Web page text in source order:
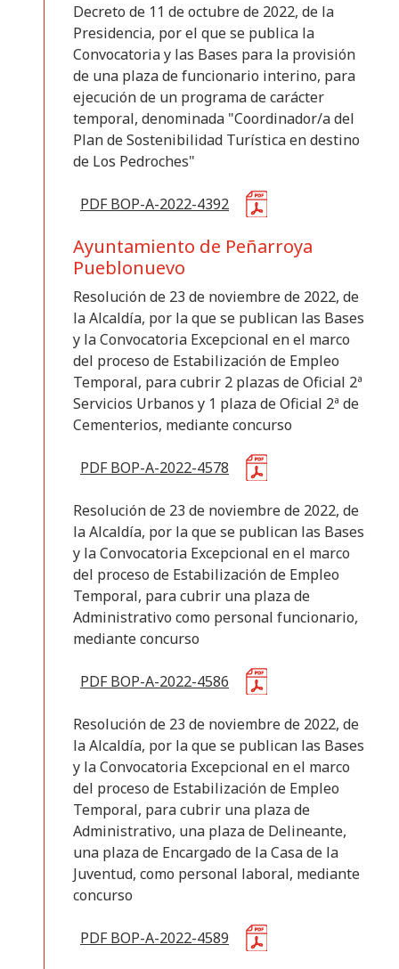
Decreto de 11 de octubre de 2022, de la
Presidencia, por el que se publica la
Convocatoria y las Bases para la provisión
de una plaza de funcionario interino, para
ejecución de un programa de carácter
temporal, denominada "Coordinador/a del
Plan de Sostenibilidad Turística en destino
de Los Pedroches"
PDF BOP-A-2022-4392
Ayuntamiento de Peñarroya
Pueblonuevo
Resolución de 23 de noviembre de 2022, de
la Alcaldía, por la que se publican las Bases
y la Convocatoria Excepcional en el marco
del proceso de Estabilización de Empleo
Temporal, para cubrir 2 plazas de Oficial 2ª
Servicios Urbanos y 1 plaza de Oficial 2ª de
Cementerios, mediante concurso
PDF BOP-A-2022-4578
Resolución de 23 de noviembre de 2022, de
la Alcaldía, por la que se publican las Bases
y la Convocatoria Excepcional en el marco
del proceso de Estabilización de Empleo
Temporal, para cubrir una plaza de
Administrativo como personal funcionario,
mediante concurso
PDF BOP-A-2022-4586
Resolución de 23 de noviembre de 2022, de
la Alcaldía, por la que se publican las Bases
y la Convocatoria Excepcional en el marco
del proceso de Estabilización de Empleo
Temporal, para cubrir una plaza de
Administrativo, una plaza de Delineante,
una plaza de Encargado de la Casa de la
Juventud, como personal laboral, mediante
concurso
PDF BOP-A-2022-4589